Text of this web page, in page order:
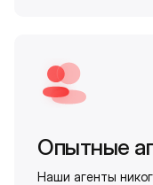
Опытные
Наши агенты